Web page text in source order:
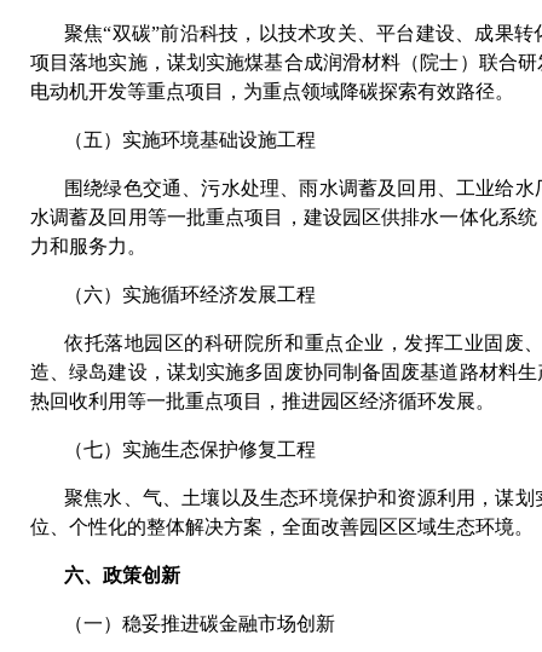
聚焦“双碳”前沿科技，以技术攻关、平台建设、成果
项目落地实施，谋划实施煤基合成润滑材料（院士）联合
电动机开发等重点项目，为重点领域降碳探索有效路径。
（五）实施环境基础设施工程
围绕绿色交通、污水处理、雨水调蓄及回用、工业给
水调蓄及回用等一批重点项目，建设园区供排水一体化系
力和服务力。
（六）实施循环经济发展工程
依托落地园区的科研院所和重点企业，发挥工业固废
造、绿岛建设，谋划实施多固废协同制备固废基道路材料
热回收利用等一批重点项目，推进园区经济循环发展。
（七）实施生态保护修复工程
聚焦水、气、土壤以及生态环境保护和资源利用，谋
位、个性化的整体解决方案，全面改善园区区域生态环境。
六、政策创新
（一）稳妥推进碳金融市场创新